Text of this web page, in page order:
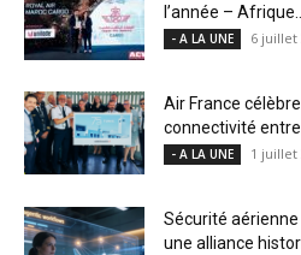
l’année –
- A LA UNE 6 juillet
Air France
connectivité
- A LA UNE 1 juillet
Sécurité aérienne
une alliance